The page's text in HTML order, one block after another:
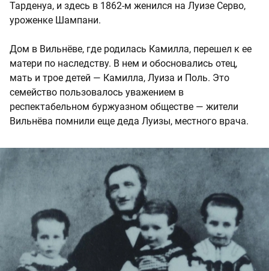
Тарденуа, и здесь в 1862-м женился на Луизе Серво,
уроженке Шампани.
Дом в Вильнёве, где родилась Камилла, перешел к ее
матери по наследству. В нем и обосновались отец,
мать и трое детей — Камилла, Луиза и Поль. Это
семейство пользовалось уважением в
респектабельном буржуазном обществе — жители
Вильнёва помнили еще деда Луизы, местного врача.